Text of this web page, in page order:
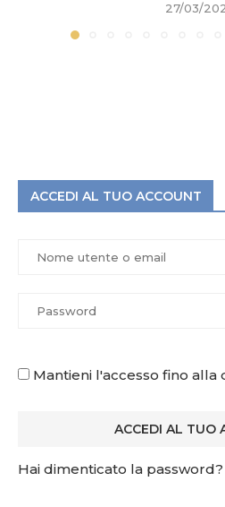
27/03/
ACCEDI AL TUO ACCOUNT
Mantieni l'accesso fino alla
Hai dimenticato la password?